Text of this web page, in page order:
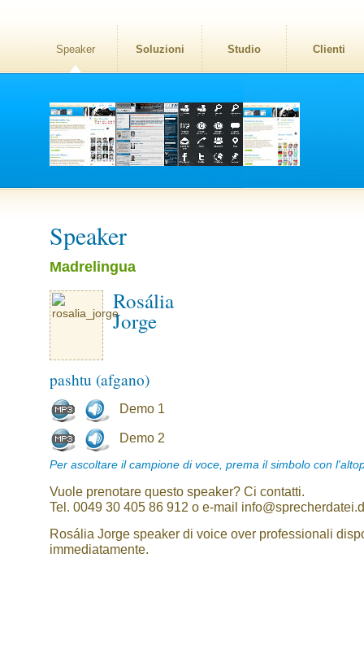
Speaker Soluzioni Studio Clienti
Speaker
Madrelingua
Rosália
Jorge
pashtu (afgano)
Demo 1
Demo 2
Per ascoltare il campione di voce, prema il simbolo con
Vuole prenotare questo speaker? Ci contatti.
Tel. 0049 30 405 86 912 o e-mail
Rosália Jorge speaker di voice over professionali
immediatamente.